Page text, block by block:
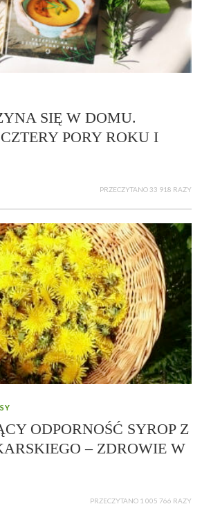
SIĘ W DOMU.
PORY ROKU I
PRZECZYTANO 33 918 RAZY
ODPORNOŚĆ SYROP Z
– ZDROWIE W
PRZECZYTANO 1 005 766 RAZY